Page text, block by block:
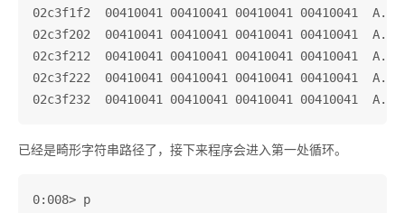
02c3f1f2  00410041 00410041 00410041 00410041
02c3f202  00410041 00410041 00410041 00410041
02c3f212  00410041 00410041 00410041 00410041
02c3f222  00410041 00410041 00410041 00410041
已经是畸形字符串路径了，接下来程序会进入第一处循环。
0:008> p